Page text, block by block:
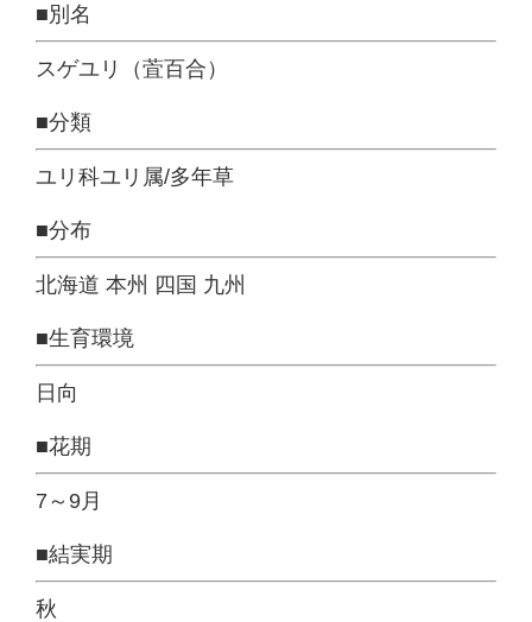
■別名
スゲユリ（萓百合）
■分類
ユリ科ユリ属/多年草
■分布
北海道 本州 四国 九州
■生育環境
日向
■花期
7～9月
■結実期
秋